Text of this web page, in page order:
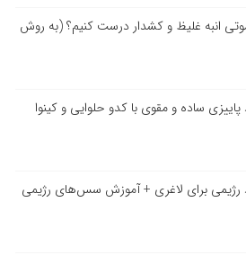
انبه غلیظ و کشدار درست کنیم؟ (به روش
پاییزی ساده و مقوی با کدو حلوایی و کینوا
رژیمی برای لاغری + آموزش سس‌های رژیمی